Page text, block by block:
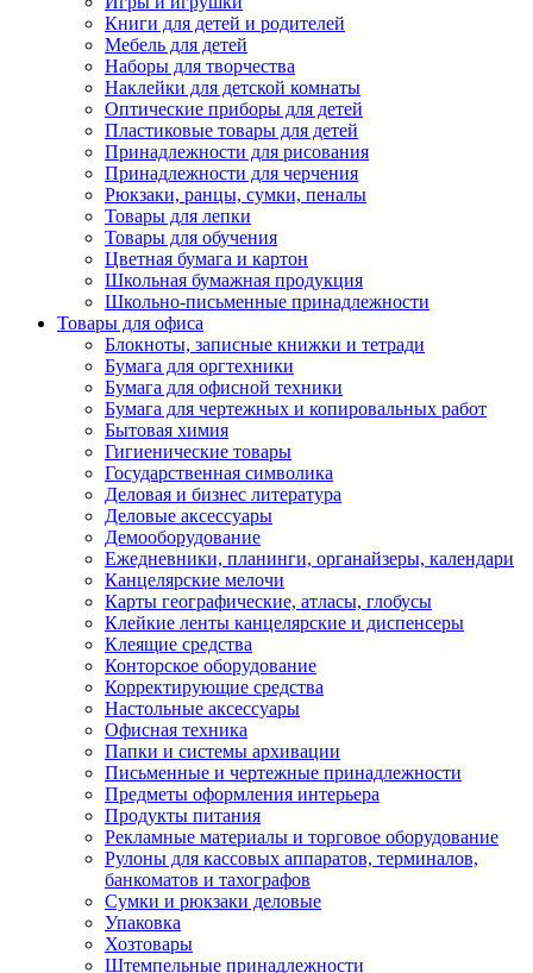
Книги для детей и родителей
Мебель для детей
Наборы для творчества
Наклейки для детской комнаты
Оптические приборы для детей
Пластиковые товары для детей
Принадлежности для рисования
Принадлежности для черчения
Рюкзаки, ранцы, сумки, пеналы
Товары для лепки
Товары для обучения
Цветная бумага и картон
Школьная бумажная продукция
Школьно-письменные принадлежности
Товары для офиса
Блокноты, записные книжки и тетради
Бумага для оргтехники
Бумага для офисной техники
Бумага для чертежных и копировальных работ
Бытовая химия
Гигиенические товары
Государственная символика
Деловая и бизнес литература
Деловые аксессуары
Демооборудование
Ежедневники, планинги, органайзеры, календари
Канцелярские мелочи
Карты географические, атласы, глобусы
Клейкие ленты канцелярские и диспенсеры
Клеящие средства
Конторское оборудование
Корректирующие средства
Настольные аксессуары
Офисная техника
Папки и системы архивации
Письменные и чертежные принадлежности
Предметы оформления интерьера
Продукты питания
Рекламные материалы и торговое оборудование
Рулоны для кассовых аппаратов, терминалов,
банкоматов и тахографов
Сумки и рюкзаки деловые
Упаковка
Хозтовары
Штемпельные принадлежности